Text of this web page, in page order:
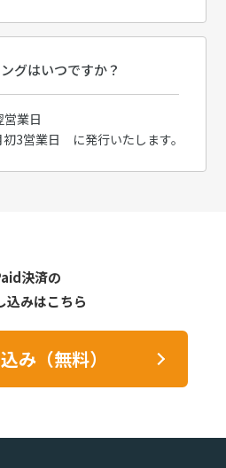
グはいつですか？
業日
3営業日 に発行いたします。
決済の
込みはこちら
み（無料）